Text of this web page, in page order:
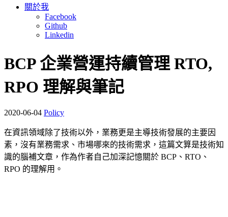
關於我
Facebook
Github
Linkedin
BCP 企業營運持續管理 RTO,
RPO 理解與筆記
2020-06-04 Policy
在資訊領域除了技術以外，業務更是主導技術發展的主要因
素，沒有業務需求、市場哪來的技術需求，這篇文算是技術知
識的腦補文章，作為作者自己加深記憶關於 BCP、RTO、
RPO 的理解用。